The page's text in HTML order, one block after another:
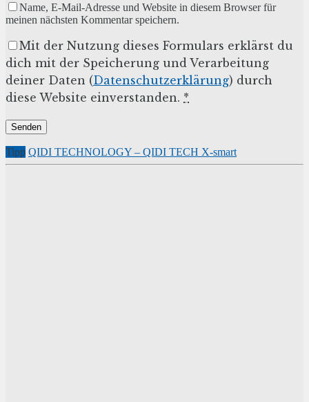
Name, E-Mail-Adresse und Website in diesem Browser für
meinen nächsten Kommentar speichern.
Mit der Nutzung dieses Formulars erklärst du
dich mit der Speicherung und Verarbeitung
deiner Daten (Datenschutzerklärung) durch
diese Website einverstanden. *
Tipp QIDI TECHNOLOGY – QIDI TECH X-smart